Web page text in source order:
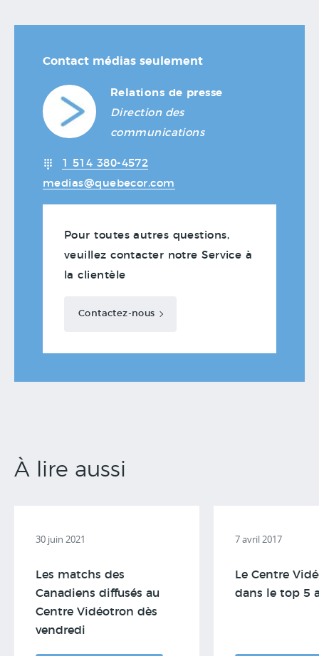
Contact médias seulement
Relations de presse
Direction des
communications
1 514 380-4572
medias@quebecor.com
Pour toutes autres questions,
veuillez contacter notre Service à
la clientèle
Contactez-nous
À lire aussi
30 juin 2021
Les matchs des
Canadiens diffusés au
Centre Vidéotron dès
vendredi
7 avril 2017
Le Centre
dans le top 5